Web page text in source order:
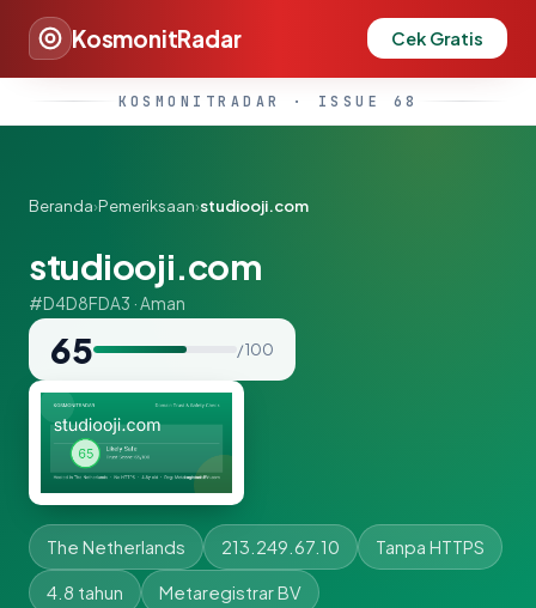
KosmonitRadar Cek Gratis
KOSMONITRADAR · ISSUE 68
Beranda›Pemeriksaan›studiooji.com
studiooji.com
#D4D8FDA3 · Aman
65 / 100
The Netherlands 213.249.67.10 Tanpa HTTPS
4.8 tahun Metaregistrar BV